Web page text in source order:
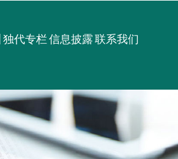
独代专栏 信息披露 联系我们